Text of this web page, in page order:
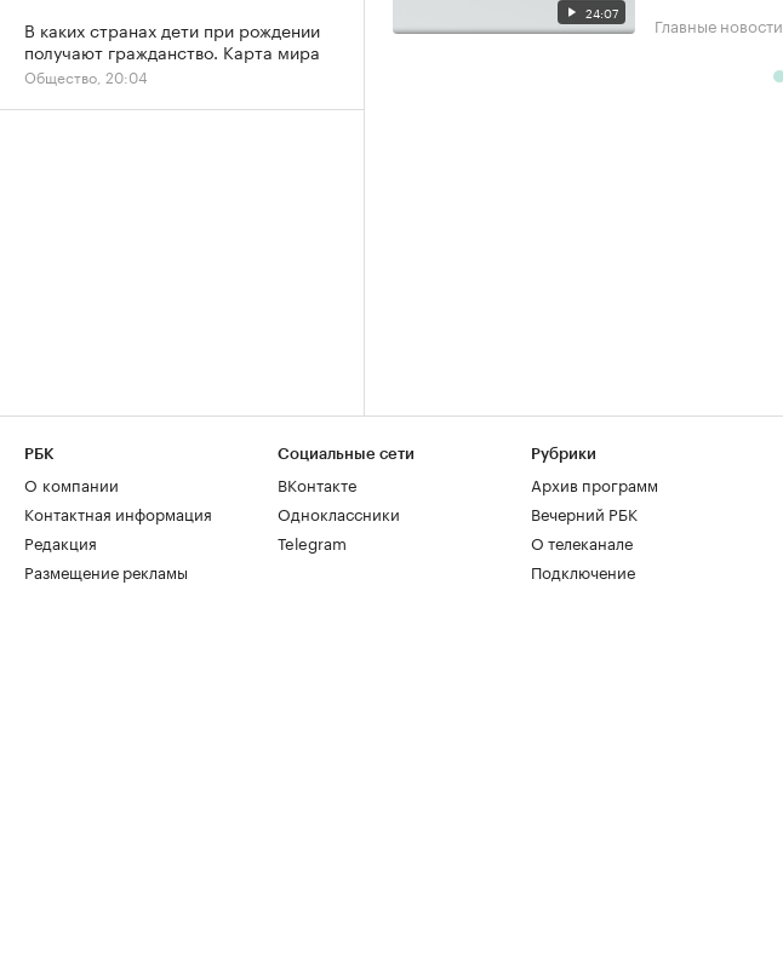
24:07 Главные новости
В каких странах дети при рождении
получают гражданство. Карта мира
Общество, 20:04
РБК
О компании
Контактная информация
Редакция
Размещение рекламы
Социальные сети
ВКонтакте
Одноклассники
Telegram
Рубрики
Архив программ
Вечерний РБК
О телеканале
Подключение